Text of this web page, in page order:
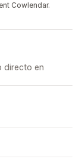
Cowlendar.
directo en